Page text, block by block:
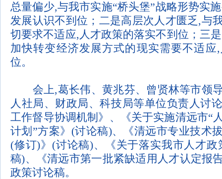
总量偏少,与我市实施“桥头堡”战略形势实
发展认识不到位；二是高层次人才匮乏 ,与
切要求不适应, 人才政策的落实不到位；三
加快转变经济发展方式的现实需要不适应,
位。
会上,葛长伟、黄兆芬、曾贤林等市领
人社局、财政局、科技局等单位负责人讨
工作督导协调机制》、《关于实施清远市“
计划 ”方案》 (讨论稿)、《清远市专业技术
(修订)》 (讨论稿)、《关于落实我市人才
稿)、《清远市第一批紧缺适用人才认定报
政策讨论稿。